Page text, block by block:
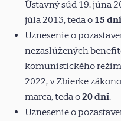
Ústavný súd 19. júna
júla 2013, teda o 15 dní
Uznesenie o
nezaslúžených
komunistického
2022, v Zbierke
marca, teda o20 dní.
Uznesenie o